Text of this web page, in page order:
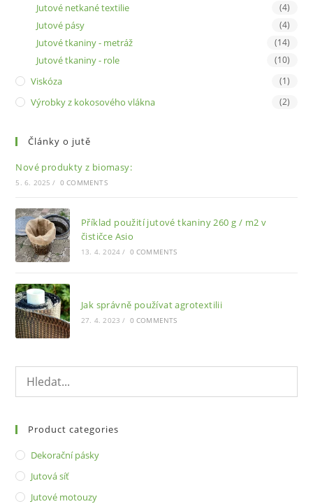
Jutové netkané textilie (4)
Jutové pásy (4)
Jutové tkaniny - metráž (14)
Jutové tkaniny - role (10)
Viskóza (1)
Výrobky z kokosového vlákna (2)
Články o jutě
Nové produkty z biomasy:
5. 6. 2025 / 0 COMMENTS
Příklad použití jutové tkaniny 260 g / m2 v
čističce Asio
13. 4. 2024 / 0 COMMENTS
Jak správně používat agrotextilii
27. 4. 2023 / 0 COMMENTS
Product categories
Dekorační pásky
Jutová síť
Jutové motouzy